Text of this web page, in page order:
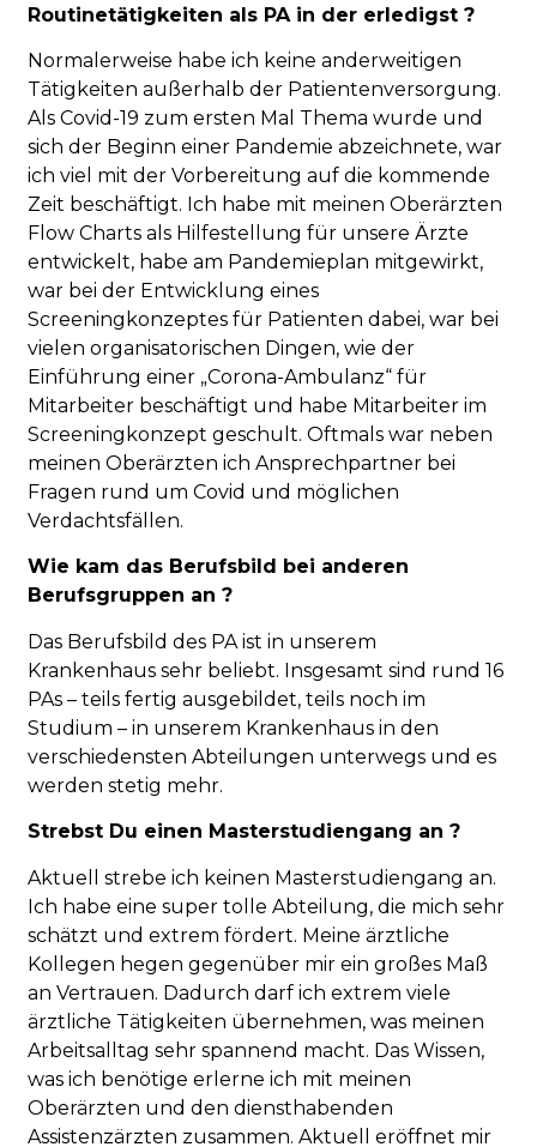
Routinetätigkeiten als PA in der erledigst ?
Normalerweise habe ich keine anderweitigen
Tätigkeiten außerhalb der Patientenversorgung.
Als Covid-19 zum ersten Mal Thema wurde und
sich der Beginn einer Pandemie abzeichnete, war
ich viel mit der Vorbereitung auf die kommende
Zeit beschäftigt. Ich habe mit meinen Oberärzten
Flow Charts als Hilfestellung für unsere Ärzte
entwickelt, habe am Pandemieplan mitgewirkt,
war bei der Entwicklung eines
Screeningkonzeptes für Patienten dabei, war bei
vielen organisatorischen Dingen, wie der
Einführung einer „Corona-Ambulanz“ für
Mitarbeiter beschäftigt und habe Mitarbeiter im
Screeningkonzept geschult. Oftmals war neben
meinen Oberärzten ich Ansprechpartner bei
Fragen rund um Covid und möglichen
Verdachtsfällen.
Wie kam das Berufsbild bei anderen
Berufsgruppen an ?
Das Berufsbild des PA ist in unserem
Krankenhaus sehr beliebt. Insgesamt sind rund 16
PAs – teils fertig ausgebildet, teils noch im
Studium – in unserem Krankenhaus in den
verschiedensten Abteilungen unterwegs und es
werden stetig mehr.
Strebst Du einen Masterstudiengang an ?
Aktuell strebe ich keinen Masterstudiengang an.
Ich habe eine super tolle Abteilung, die mich sehr
schätzt und extrem fördert. Meine ärztliche
Kollegen hegen gegenüber mir ein großes Maß
an Vertrauen. Dadurch darf ich extrem viele
ärztliche Tätigkeiten übernehmen, was meinen
Arbeitsalltag sehr spannend macht. Das Wissen,
was ich benötige erlerne ich mit meinen
Oberärzten und den diensthabenden
Assistenzärzten zusammen. Aktuell eröffnet mir